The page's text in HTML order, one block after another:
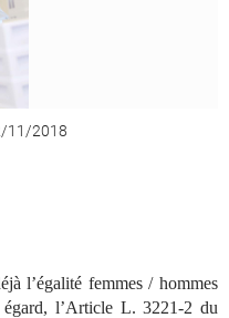
11/2018
l’égalité femmes / hommes
l’Article L. 3221-2 du